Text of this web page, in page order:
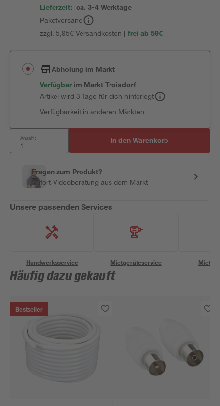
Lieferzeit: ca. 3-4 Werktage
Paketversand
zzgl. 5,95€ Versandkosten | frei ab 59€
Abholung im Markt
Verfügbar im MarktTroisdorf
Artikel wird 3 Tage für dich hinterlegt
Verfügbarkeit in anderen Märkten
Anzahl: In den Warenkorb
Fragen zum Produkt?
Sofort-Videoberatung aus dem Markt
Unsere passenden Services
Handwerksservice Mietgeräteservice
Häufig dazu gekauft
Bestseller